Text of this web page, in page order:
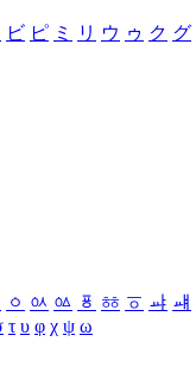
ビ ピ ミ リ ウ ゥ ク グ
ㆁ ㆂ ㆃ ㆄ ㆅ ㆆ ㆇ ㆈ
τ υ φ χ ψ ω